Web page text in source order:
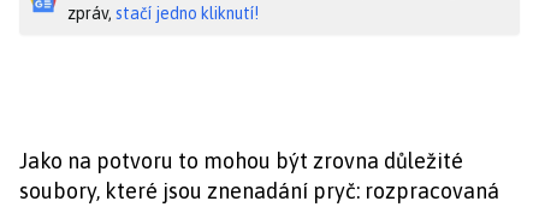
zpráv, stačí jedno kliknutí!
Jako na potvoru to mohou být zrovna důležité
soubory, které jsou znenadání pryč: rozpracovaná